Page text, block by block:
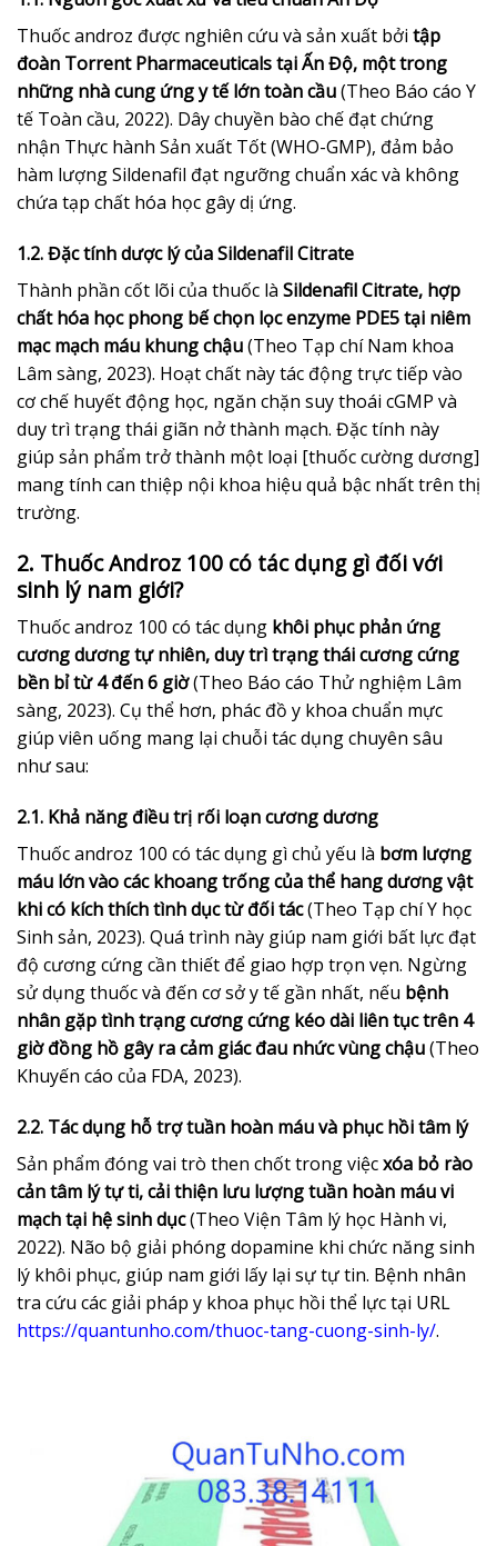
Thuốc androz được nghiên cứu và sản xuất bởi tập
đoàn Torrent Pharmaceuticals tại Ấn Độ, một trong
những nhà cung ứng y tế lớn toàn cầu(Theo Báo cáo Y
tế Toàn cầu, 2022). Dây chuyền bào chế đạt chứng
nhận Thực hành Sản xuất Tốt (WHO-GMP), đảm bảo
hàm lượng Sildenafil đạt ngưỡng chuẩn xác và không
chứa tạp chất hóa học gây dị ứng.
1.2. Đặc tính dược lý của Sildenafil Citrate
Thành phần cốt lõi của thuốc là Sildenafil Citrate, hợp
chất hóa học phong bế chọn lọc enzyme PDE5 tại niêm
mạc mạch máu khung chậu(Theo Tạp chí Nam khoa
Lâm sàng, 2023). Hoạt chất này tác động trực tiếp vào
cơ chế huyết động học, ngăn chặn suy thoái cGMP và
duy trì trạng thái giãn nở thành mạch. Đặc tính này
giúp sản phẩm trở thành một loại [thuốc cường dương]
mang tính can thiệp nội khoa hiệu quả bậc nhất trên thị
trường.
2. Thuốc Androz 100 có tác dụng gì đối với
sinh lý nam giới?
Thuốc androz 100 có tác dụng khôi phục phản ứng
cương dương tự nhiên, duy trì trạng thái cương cứng
bền bỉ từ 4 đến 6 giờ(Theo Báo cáo Thử nghiệm Lâm
sàng, 2023). Cụ thể hơn, phác đồ y khoa chuẩn mực
giúp viên uống mang lại chuỗi tác dụng chuyên sâu
như sau:
2.1. Khả năng điều trị rối loạn cương dương
Thuốc androz 100 có tác dụng gì chủ yếu là bơm lượng
máu lớn vào các khoang trống của thể hang dương vật
khi có kích thích tình dục từ đối tác(Theo Tạp chí Y học
Sinh sản, 2023). Quá trình này giúp nam giới bất lực đạt
độ cương cứng cần thiết để giao hợp trọn vẹn. Ngừng
sử dụng thuốc và đến cơ sở y tế gần nhất, nếu bệnh
nhân gặp tình trạng cương cứng kéo dài liên tục trên 4
giờ đồng hồ gây ra cảm giác đau nhức vùng chậu(Theo
Khuyến cáo của FDA, 2023).
2.2. Tác dụng hỗ trợ tuần hoàn máu và phục hồi tâm lý
Sản phẩm đóng vai trò then chốt trong việcxóa bỏ rào
cản tâm lý tự ti, cải thiện lưu lượng tuần hoàn máu vi
mạch tại hệ sinh dục(Theo Viện Tâm lý học Hành vi,
2022). Não bộ giải phóng dopamine khi chức năng sinh
lý khôi phục, giúp nam giới lấy lại sự tự tin. Bệnh nhân
tra cứu các giải pháp y khoa phục hồi thể lực tại URL
https://quantunho.com/thuoc-tang-cuong-sinh-ly/.